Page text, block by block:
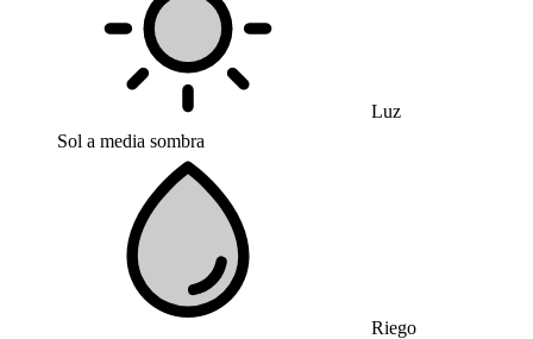
Luz
Sol a media sombra
Riego